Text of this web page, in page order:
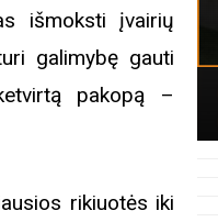
išmoksti įvairių
galimybę gauti
pakopą –
rikiuotės iki